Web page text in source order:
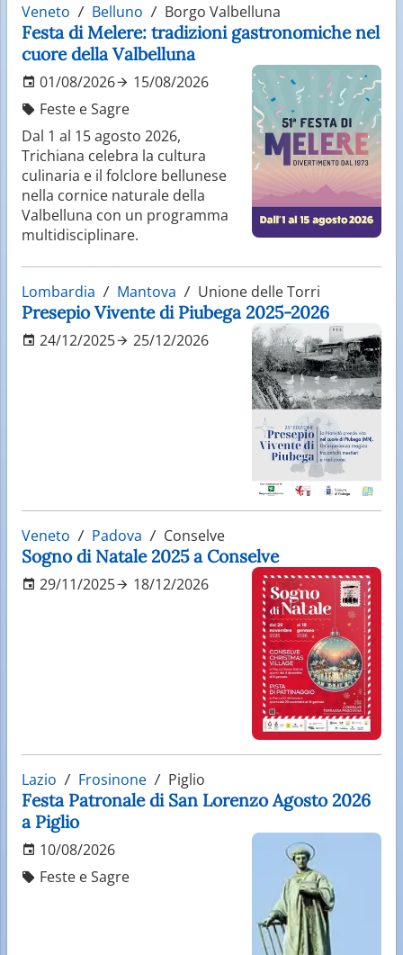
Veneto Belluno Borgo Valbelluna
Festa di Melere: tradizioni gastronomiche nel
cuore della Valbelluna
01/08/2026
15/08/2026
Feste e Sagre
Dal 1 al 15 agosto 2026,
Trichiana celebra la cultura
culinaria e il folclore bellunese
nella cornice naturale della
Valbelluna con un programma
multidisciplinare.
Lombardia Mantova Unione delle Torri
Presepio Vivente di Piubega 2025-2026
24/12/2025 25/12/2026
Veneto Padova Conselve
Sogno di Natale 2025 a Conselve
29/11/2025 18/12/2026
Lazio Frosinone Piglio
Festa Patronale di San Lorenzo Agosto 2026
a Piglio
10/08/2026
Feste e Sagre